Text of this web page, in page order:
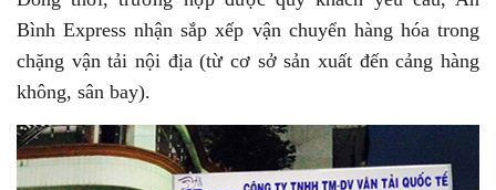
Bình Express nhận sắp xếp vận chuyển hàng hóa trong
chặng vận tải nội địa (từ cơ sở sản xuất đến cảng hàng
không, sân bay).